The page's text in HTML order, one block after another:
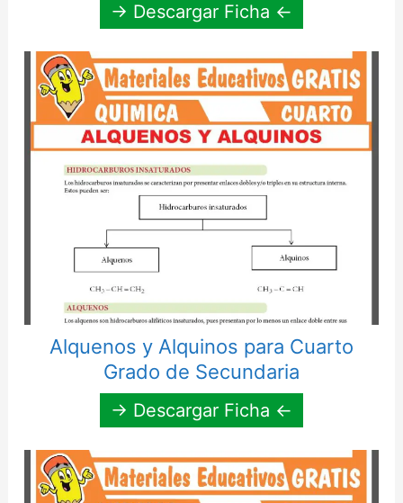
→ Descargar Ficha ←
Alquenos y Alquinos para Cuarto
Grado de Secundaria
→ Descargar Ficha ←